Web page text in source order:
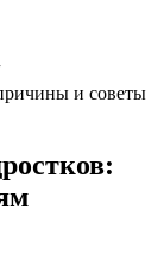
и советы